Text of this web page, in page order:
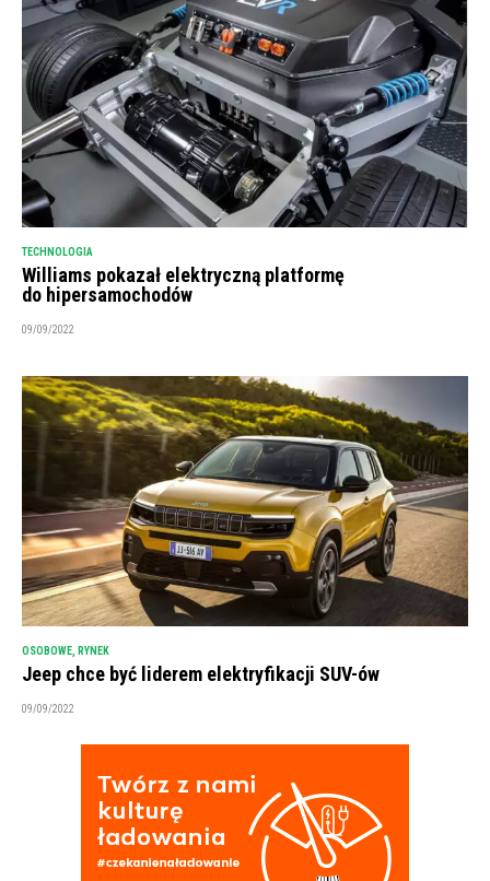
TECHNOLOGIA
Williams pokazał elektryczną platformę
do hipersamochodów
09/09/2022
OSOBOWE, RYNEK
Jeep chce być liderem elektryfikacji SUV-ów
09/09/2022